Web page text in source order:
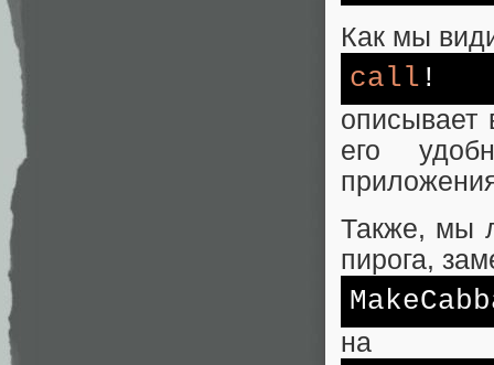
Как мы
call !
описывает
его
Также, мы
пирога,
на